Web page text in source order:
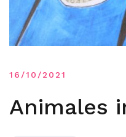
16/10/2021
Animales